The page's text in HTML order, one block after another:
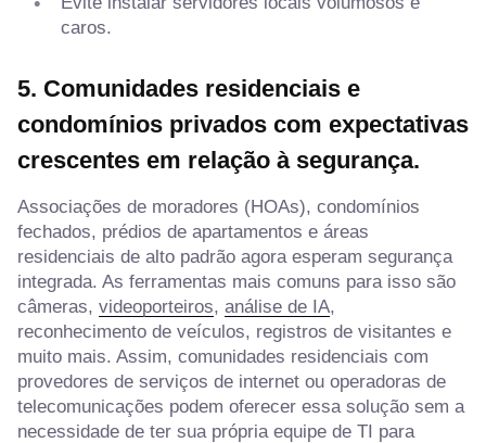
caros.
5. Comunidades residenciais e
condomínios privados com expectativas
crescentes em relação à segurança.
Associações de moradores (HOAs), condomínios
fechados, prédios de apartamentos e áreas
residenciais de alto padrão agora esperam segurança
integrada. As ferramentas mais comuns para isso são
câmeras, videoporteiros, análise de IA,
reconhecimento de veículos, registros de visitantes e
muito mais. Assim, comunidades residenciais com
provedores de serviços de internet ou operadoras de
telecomunicações podem oferecer essa solução sem a
necessidade de ter sua própria equipe de TI para